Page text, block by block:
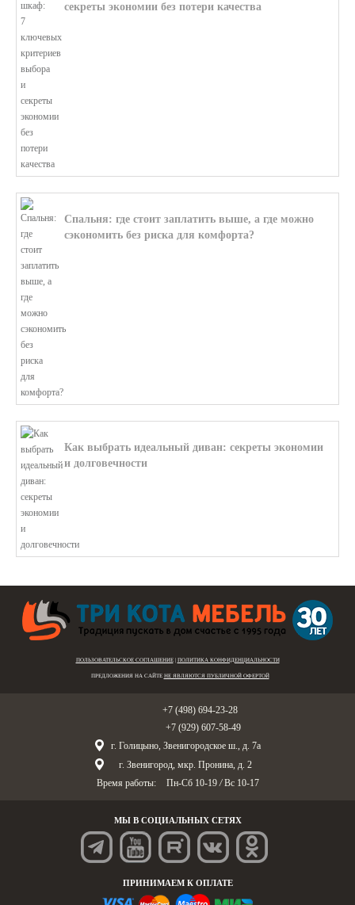
секреты экономии без потери качества
Спальня: где стоит заплатить выше, а где можно
сэкономить без риска для комфорта?
Как выбрать идеальный диван: секреты экономии
и долговечности
ПОЛЬЗОВАТЕЛЬСКОЕ СОГЛАШЕНИЕ| ПОЛИТИКА КОНФИДЕНЦИАЛЬНОСТИ
ПРЕДЛОЖЕНИЯ НА САЙТЕ НЕ ЯВЛЯЮТСЯ ПУБЛИЧНОЙ ОФЕРТОЙ
+7 (498) 694-23-28
+7 (929) 607-58-49
г. Голицыно, Звенигородское ш., д. 7а
г. Звенигород, мкр. Пронина, д. 2
Время работы:
Пн-Сб 10-19 / Вс 10-17
МЫ В СОЦИАЛЬНЫХ СЕТЯХ
ПРИНИМАЕМ К ОПЛАТЕ